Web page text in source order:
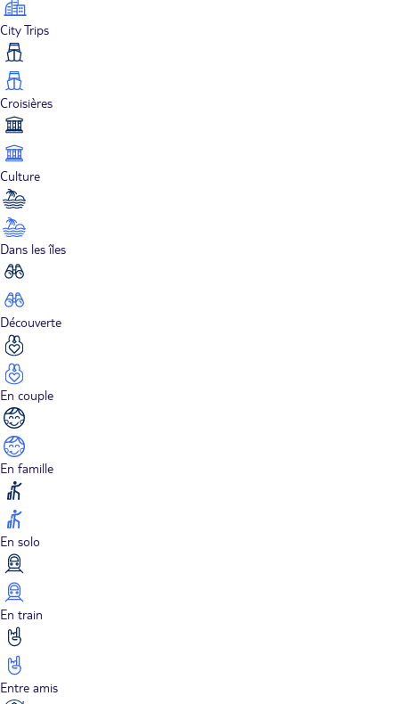
City Trips
Croisières
Culture
Dans les îles
Découverte
En couple
En famille
En solo
En train
Entre amis